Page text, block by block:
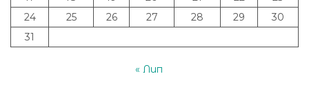
24
25 26 27 28 29
30
31
« Лип